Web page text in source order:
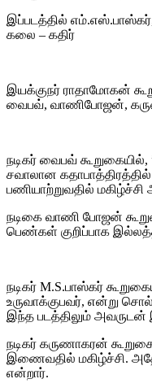
இப்படத்தில் எம்.எஸ்.பாஸ்கர்,
கலை – கதிர்
இயக்குநர் ராதாமோகன்
வைபவ், வாணிபோஜன்,
நடிகர் வைபவ்
சவாலான
பணியாற்றுவதில்
நடிகை வாணி போஜன்
பெண்கள் குறிப்பாக
நடிகர் M.S.பாஸ்கர்
உருவாக்குபவர், என்று
இந்த படத்திலும் அவருடன்
நடிகர் கருணாகரன்
இணைவதில் மகிழ்ச்சி.
என்றார்.